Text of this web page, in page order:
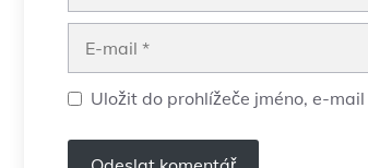
Uložit do prohlížeče jméno, e-